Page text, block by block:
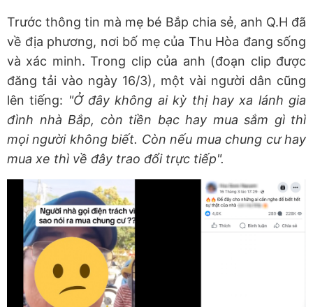
Trước thông tin mà mẹ bé Bắp chia sẻ, anh Q.H đã
về địa phương, nơi bố mẹ của Thu Hòa đang sống
và xác minh. Trong clip của anh (đoạn clip được
đăng tải vào ngày 16/3), một vài người dân cũng
lên tiếng: "Ở đây không ai kỳ thị hay xa lánh gia
đình nhà Bắp, còn tiền bạc hay mua sắm gì thì
mọi người không biết. Còn nếu mua chung cư hay
mua xe thì về đây trao đổi trực tiếp".